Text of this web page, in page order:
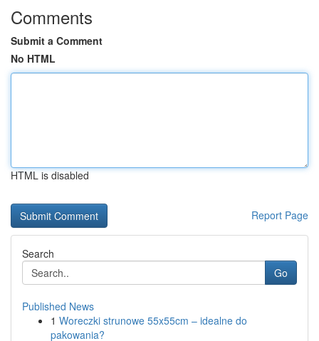
Comments
Submit a Comment
No HTML
HTML is disabled
Report Page
Search
Go
Published News
1 Woreczki strunowe 55x55cm – idealne do
pakowania?